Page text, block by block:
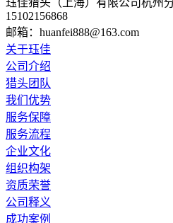
珏佳猎头（上海）有限公司杭州
15102156868
邮箱：huanfei888@163.com
关于珏佳
公司介绍
猎头团队
我们优势
服务保障
服务流程
企业文化
组织构架
资质荣誉
公司释义
成功案例